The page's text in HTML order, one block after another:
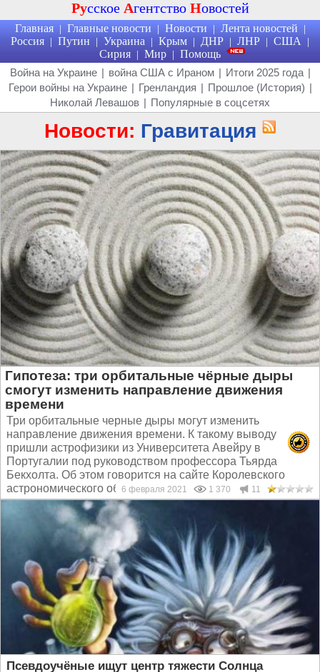
Русское Агентство Новостей
Главная | Главные новости | Новости | Лента новостей |
Россия | Путин | Украина | Крым | ДНР | ЛНР | США |
Сирия | Мир | Помощь
Война на Украине | война США с Ираном | Итоги 2025 года |
Герои войны на Украине | Гренландия | Прошлое (История) |
Николай Левашов | Популярные в соцсетях
Новости: Гравитация
Гипотеза: три орбитальные чёрные дыры
смогут изменить направление движения
времени
Три орбитальные черные дыры могут изменить
направление движения времени. К такому выводу
пришли астрофизики из Университета Авейру в
Португалии под руководством профессора Тьярда
Бекхолта. Об этом говорится на сайте Королевского
астрономического общества...
6 февраля 2021 1 370 11
Псевдоучёные ищут центр тяжести Солнца